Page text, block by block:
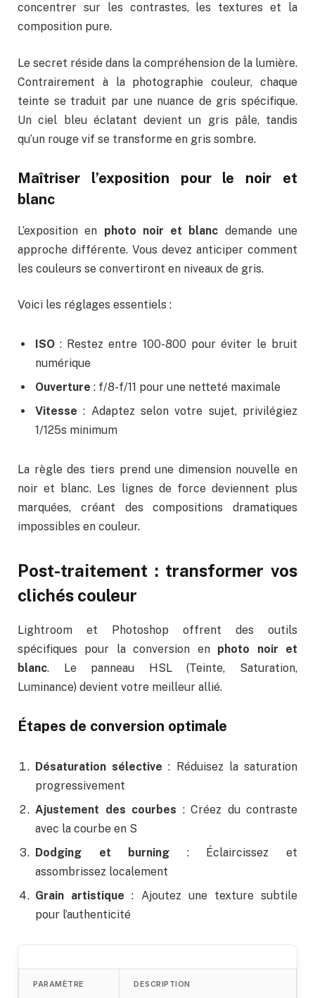
concentrer sur les contrastes, les textures et la
composition pure.
Le secret réside dans la compréhension de la lumière.
Contrairement à la photographie couleur, chaque
teinte se traduit par une nuance de gris spécifique.
Un ciel bleu éclatant devient un gris pâle, tandis
qu’un rouge vif se transforme en gris sombre.
Maîtriser l’exposition pour le noir et
blanc
L’exposition en photo noir et blanc demande une
approche différente. Vous devez anticiper comment
les couleurs se convertiront en niveaux de gris.
Voici les réglages essentiels :
ISO : Restez entre 100-800 pour éviter le bruit
numérique
Ouverture : f/8-f/11 pour une netteté maximale
Vitesse : Adaptez selon votre sujet, privilégiez
1/125s minimum
La règle des tiers prend une dimension nouvelle en
noir et blanc. Les lignes de force deviennent plus
marquées, créant des compositions dramatiques
impossibles en couleur.
Post-traitement : transformer vos
clichés couleur
Lightroom et Photoshop offrent des outils
spécifiques pour la conversion en photo noir et
blanc. Le panneau HSL (Teinte, Saturation,
Luminance) devient votre meilleur allié.
Étapes de conversion optimale
Désaturation sélective : Réduisez la saturation
progressivement
Ajustement des courbes : Créez du contraste
avec la courbe en S
Dodging et burning : Éclaircissez et
assombrissez localement
Grain artistique : Ajoutez une texture subtile
pour l’authenticité
PARAMÈTRE DESCRIPTION